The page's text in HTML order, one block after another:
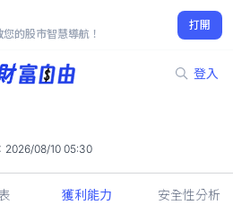
的股市智慧導航！
打開
登入
0%
2026/08/10 05:30
獲利能力 安全性分析